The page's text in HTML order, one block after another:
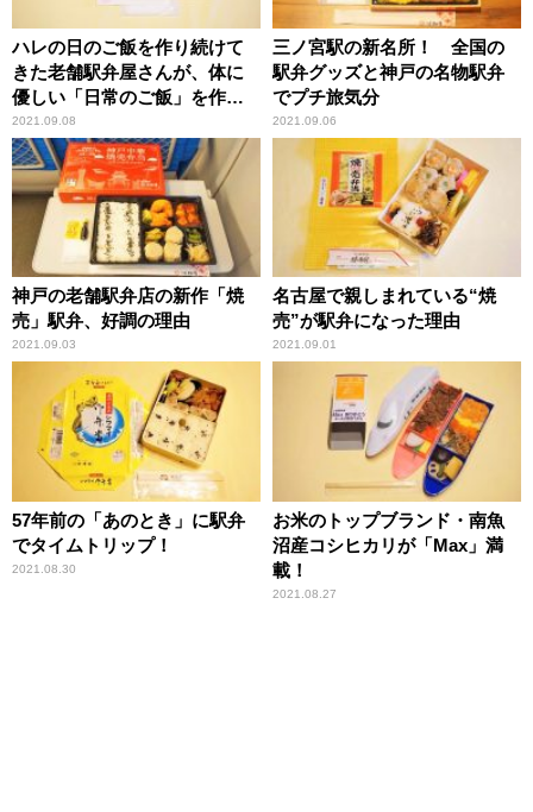
ハレの日のご飯を作り続けて
きた老舗駅弁屋さんが、体に
優しい「日常のご飯」を作っ
てみた！
2021.09.08
三ノ宮駅の新名所！ 全国の
駅弁グッズと神戸の名物駅弁
でプチ旅気分
2021.09.06
神戸の老舗駅弁店の新作「焼
売」駅弁、好調の理由
2021.09.03
名古屋で親しまれている“焼
売”が駅弁になった理由
2021.09.01
57年前の「あのとき」に駅弁
でタイムトリップ！
2021.08.30
お米のトップブランド・南魚
沼産コシヒカリが「Max」満
載！
2021.08.27